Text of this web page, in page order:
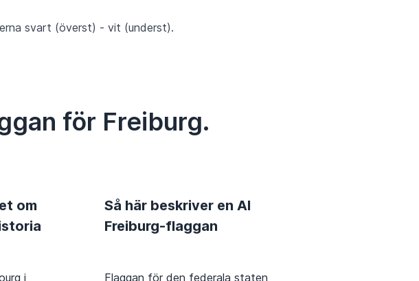
svart (överst) - vit (underst).
för Freiburg.
om
i
Så här beskriver en AI
Freiburg-flaggan
Flaggan för den federala staten